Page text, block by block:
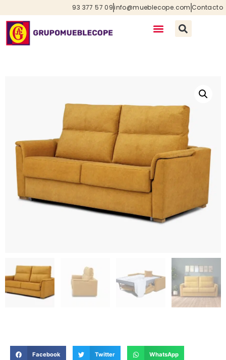
93 377 57 09info@mueblecope.com Contacto
Facebook Twitter WhatsApp